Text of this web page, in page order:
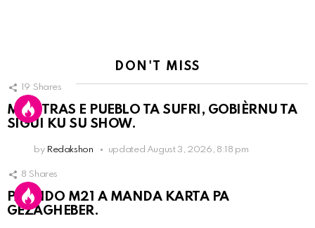
DON'T MISS
19 Shares
MIENTRAS E PUEBLO TA SUFRI, GOBIÈRNU TA
SIGUI KU SU SHOW.
by Redakshon updated August 3, 2026, 8:18 pm
8 Shares
PARTIDO M21 A MANDA KARTA PA
GEZAGHEBER.